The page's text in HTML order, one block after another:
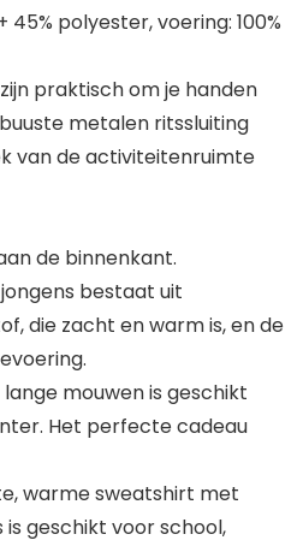
polyester, voering: 100%
praktisch om je handen
metalen ritssluiting
van de activiteitenruimte
de binnenkant.
bestaat uit
die zacht en warm is, en de
mouwen is geschikt
Het perfecte cadeau
warme sweatshirt met
geschikt voor school,